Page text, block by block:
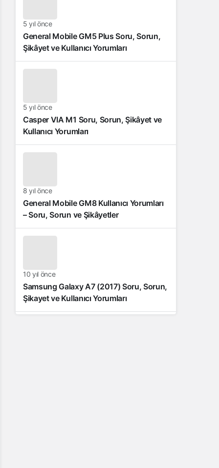
5 yıl önce
General Mobile GM5 Plus Soru, Sorun,
Şikâyet ve Kullanıcı Yorumları
5 yıl önce
Casper VIA M1 Soru, Sorun, Şikâyet ve
Kullanıcı Yorumları
8 yıl önce
General Mobile GM8 Kullanıcı Yorumları
– Soru, Sorun ve Şikâyetler
10 yıl önce
Samsung Galaxy A7 (2017) Soru, Sorun,
Şikayet ve Kullanıcı Yorumları